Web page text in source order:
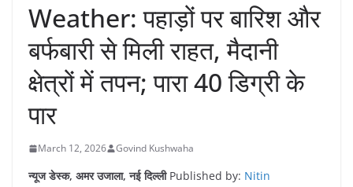
Weather: पहाड़ों पर बारिश और
बर्फबारी से मिली राहत, मैदानी
क्षेत्रों में तपन; पारा 40 डिग्री के
पार
March 12, 2026 Govind Kushwaha
न्यूज डेस्क, अमर उजाला, नई दिल्लीPublished by: Nitin